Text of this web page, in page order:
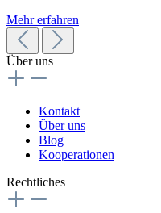
Mehr erfahren
Über uns
Kontakt
Über uns
Blog
Kooperationen
Rechtliches